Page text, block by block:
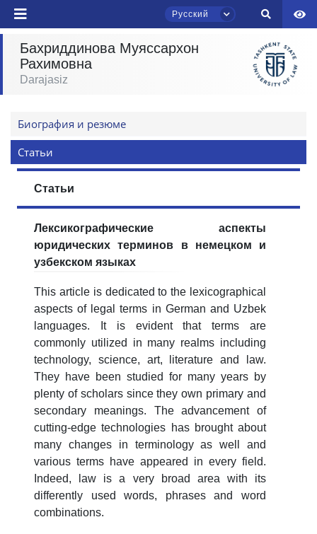
Русский
Бахриддинова Муяссархон
Рахимовна
Darajasiz
Биография и резюме
Статьи
Статьи
Лексикографические аспекты
юридических терминов в немецком и
узбекском языках
This article is dedicated to the lexicographical
aspects of legal terms in German and Uzbek
languages. It is evident that terms are
commonly utilized in many realms including
technology, science, art, literature and law.
They have been studied for many years by
plenty of scholars since they own primary and
secondary meanings. The advancement of
cutting-edge technologies has brought about
many changes in terminology as well and
various terms have appeared in every field.
Indeed, law is a very broad area with its
differently used words, phrases and word
combinations.
Чат приёмной комиссии ТГЮУ
Здравствуйте! Добро пожаловать в чат
вопросам приёма.
Выберите тему — затем появятся
конкретные вопросы:
4. Собеседование (магистр) (5)
6. Онлайн-заявки (15) 7. Колл-центр (4)
8. Квота (бакалавриат) (1) 9. Квота (магистратура) (1)
✉️ Написать администратору